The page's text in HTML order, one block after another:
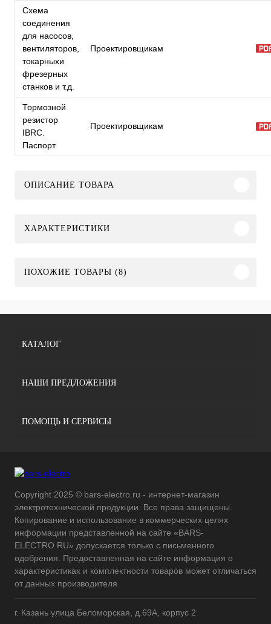
Схема
соединения
для насосов,
вентиляторов,
токарныхи
фрезерных
станков и т.д.
Проектировщикам
Тормозной
резистор
IBRC.
Паспорт
Проектировщикам
ОПИСАНИЕ ТОВАРА
ХАРАКТЕРИСТИКИ
ПОХОЖИЕ ТОВАРЫ (8)
КАТАЛОГ
НАШИ ПРЕДЛОЖЕНИЯ
ПОМОЩЬ И СЕРВИСЫ
Copyright 2025 © bars-electro.ru - интернет-магазин
электротехнической продукции. Все права защищены.
Копирование и использование в коммерческих целях
информации представленной на сайте «BARS-
ELECTRO.RU» допускается только с письменного
одобрения. Предоставленная на сайте информация о
характеристиках и комплектности товаров может отличаться
от данных производителя
г. Казань улица Беломорская, д.69А, корпус 2